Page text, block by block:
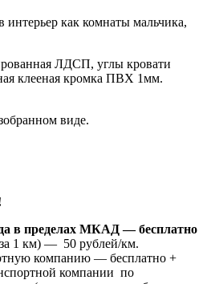
интерьер как комнаты мальчика,
ЛДСП, углы кровати
клееная кромка ПВХ 1мм.
виде.
в пределах МКАД — бесплатно
1 км) — 50 рублей/км.
компанию — бесплатно +
компании по